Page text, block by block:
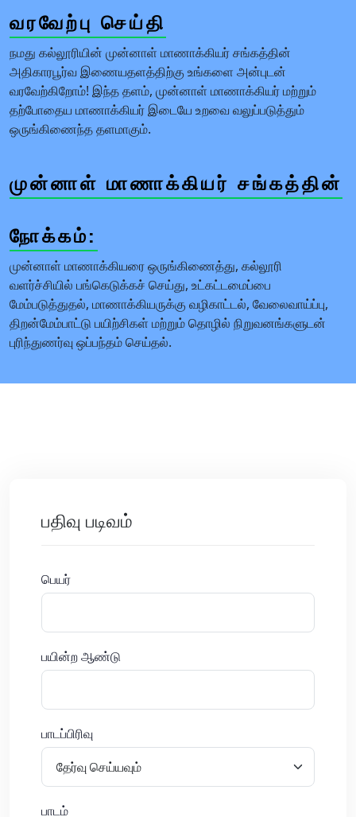
வரவேற்பு செய்தி
நமது கல்லூரியின் முன்னாள் மாணாக்கியர் சங்கத்தின்
அதிகாரபூர்வ இணையதளத்திற்கு உங்களை அன்புடன்
வரவேற்கிறோம்! இந்த தளம், முன்னாள் மாணாக்கியர் மற்றும்
தற்போதைய மாணாக்கியர் இடையே உறவை வலுப்படுத்தும்
ஒருங்கிணைந்த தளமாகும்.
முன்னாள் மாணாக்கியர் சங்கத்தின்
நோக்கம்:
முன்னாள் மாணாக்கியரை ஒருங்கிணைத்து, கல்லூரி
வளர்ச்சியில் பங்கெடுக்கச் செய்து, உட்கட்டமைப்பை
மேம்படுத்துதல், மாணாக்கியருக்கு வழிகாட்டல், வேலைவாய்ப்பு,
திறன்மேம்பாட்டு பயிற்சிகள் மற்றும் தொழில் நிறுவனங்களுடன்
புரிந்துணர்வு ஒப்பந்தம் செய்தல்.
பதிவு படிவம்
பெயர்
பயின்ற ஆண்டு
பாடப்பிரிவு
பாடம்